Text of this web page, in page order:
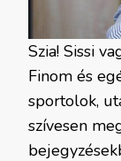
Szia! Sissi
Finom és
sportolok,
szívesen